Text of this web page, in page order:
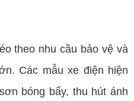
theo nhu cầu bảo vệ và
Các mẫu xe điện hiện
bóng bẩy, thu hút ánh